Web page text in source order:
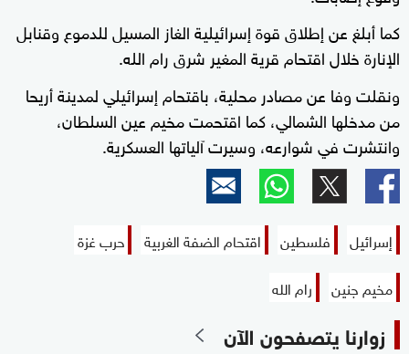
كما أبلغ عن إطلاق قوة إسرائيلية الغاز المسيل للدموع وقنابل
الإنارة خلال اقتحام قرية المغير شرق رام الله.
ونقلت وفا عن مصادر محلية، باقتحام إسرائيلي لمدينة أريحا
من مدخلها الشمالي، كما اقتحمت مخيم عين السلطان،
وانتشرت في شوارعه، وسيرت آلياتها العسكرية.
إسرائيل فلسطين اقتحام الضفة الغربية
حرب غزة
مخيم جنين
رام الله
زوارنا يتصفحون الآن